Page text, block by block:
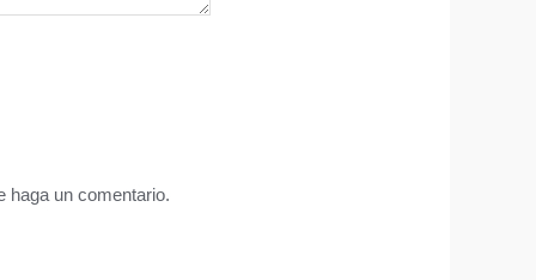
haga un comentario.